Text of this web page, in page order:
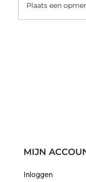
Plaats een
MIJN
Inloggen